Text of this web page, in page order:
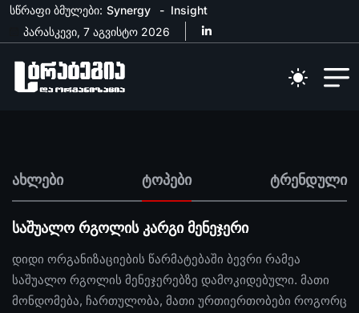
სწრაფი ბმულები: Synergy
Insight
პარასკევი, 7 აგვისტო 2026
ახლები ტოპები ტრენდული
საშუალო რგოლის კარგი მენეჯერი
დიდი ორგანიზაციების წარმატებაში ბევრი რამეა
საშუალო რგოლის მენეჯერებზე დამოკიდებული. მათი
მონდომება, ჩართულობა, მათი ურთიერთობები როგორც